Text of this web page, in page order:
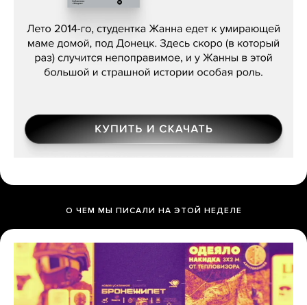
Сергей Лебедев, «Белая дама»
О ЧЕМ МЫ ПИСАЛИ НА ЭТОЙ НЕДЕЛЕ